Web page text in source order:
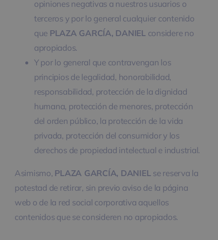
opiniones negativas a nuestros usuarios o
terceros y por lo general cualquier contenido
que PLAZA GARCÍA, DANIEL considere no
apropiados.
Y por lo general que contravengan los
principios de legalidad, honorabilidad,
responsabilidad, protección de la dignidad
humana, protección de menores, protección
del orden público, la protección de la vida
privada, protección del consumidor y los
derechos de propiedad intelectual e industrial.
Asimismo, PLAZA GARCÍA, DANIEL se reserva la
potestad de retirar, sin previo aviso de la página
web o de la red social corporativa aquellos
contenidos que se consideren no apropiados.